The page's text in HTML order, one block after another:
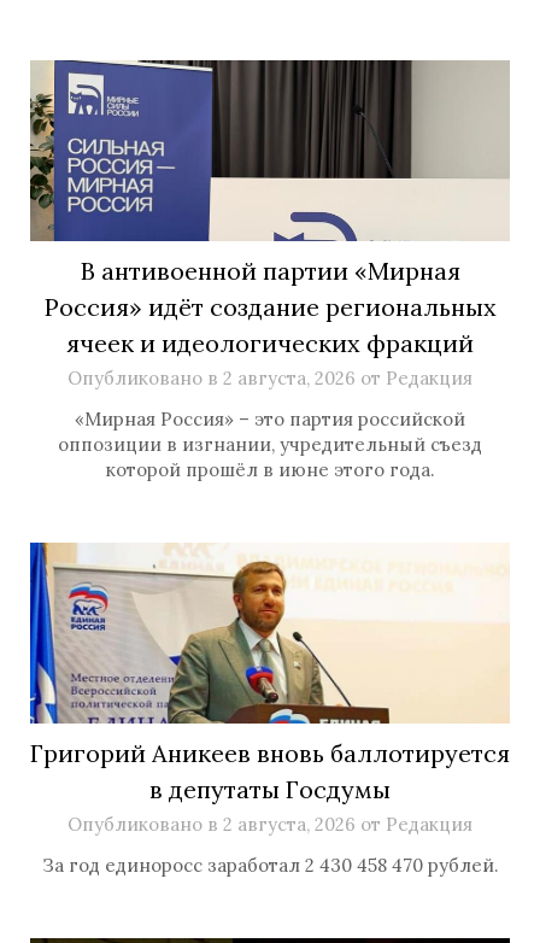
В антивоенной партии «Мирная
Россия» идёт создание региональных
ячеек и идеологических фракций
Опубликовано в 2 августа, 2026 от Редакция
«Мирная Россия» – это партия российской
оппозиции в изгнании, учредительный съезд
которой прошёл в июне этого года.
Григорий Аникеев вновь баллотируется
в депутаты Госдумы
Опубликовано в 2 августа, 2026 от Редакция
За год единоросс заработал 2 430 458 470 рублей.